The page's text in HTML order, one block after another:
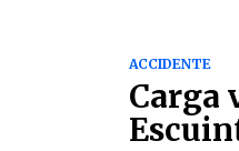
ACCIDENTE
Carga